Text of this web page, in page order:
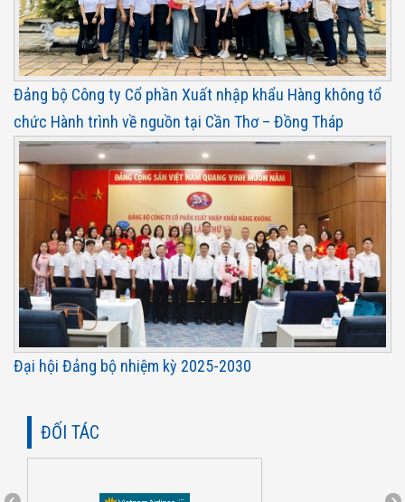
Đảng bộ Công ty Cổ phần Xuất nhập khẩu Hàng không tổ
chức Hành trình về nguồn tại Cần Thơ – Đồng Tháp
Đại hội Đảng bộ nhiệm kỳ 2025-2030
ĐỐI TÁC